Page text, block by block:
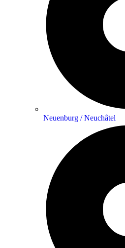
Neuenburg / Neuchâtel